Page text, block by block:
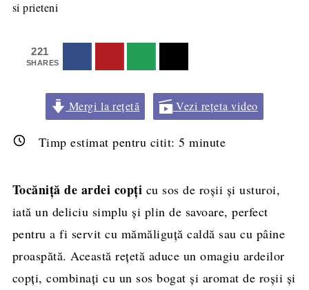
221
SHARES
Mergi la rețetă Vezi rețeta video
Timp estimat pentru citit:5 minute
Tocăniță de ardei copți cu sos de roșii și usturoi,
iată un deliciu simplu și plin de savoare, perfect
pentru a fi servit cu mămăliguță caldă sau cu pâine
proaspătă. Această rețetă aduce un omagiu ardeilor
copți, combinați cu un sos bogat și aromat de roșii și